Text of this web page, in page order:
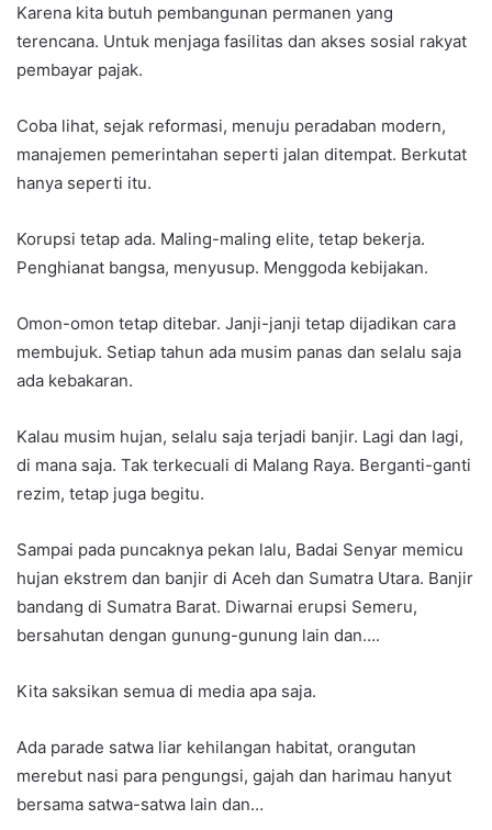
Karena kita butuh pembangunan permanen yang
terencana. Untuk menjaga fasilitas dan akses sosial rakyat
pembayar pajak.
Coba lihat, sejak reformasi, menuju peradaban modern,
manajemen pemerintahan seperti jalan ditempat. Berkutat
hanya seperti itu.
Korupsi tetap ada. Maling-maling elite, tetap bekerja.
Penghianat bangsa, menyusup. Menggoda kebijakan.
Omon-omon tetap ditebar. Janji-janji tetap dijadikan cara
membujuk. Setiap tahun ada musim panas dan selalu saja
ada kebakaran.
Kalau musim hujan, selalu saja terjadi banjir. Lagi dan lagi,
di mana saja. Tak terkecuali di Malang Raya. Berganti-ganti
rezim, tetap juga begitu.
Sampai pada puncaknya pekan lalu, Badai Senyar memicu
hujan ekstrem dan banjir di Aceh dan Sumatra Utara. Banjir
bandang di Sumatra Barat. Diwarnai erupsi Semeru,
bersahutan dengan gunung-gunung lain dan….
Kita saksikan semua di media apa saja.
Ada parade satwa liar kehilangan habitat, orangutan
merebut nasi para pengungsi, gajah dan harimau hanyut
bersama satwa-satwa lain dan…